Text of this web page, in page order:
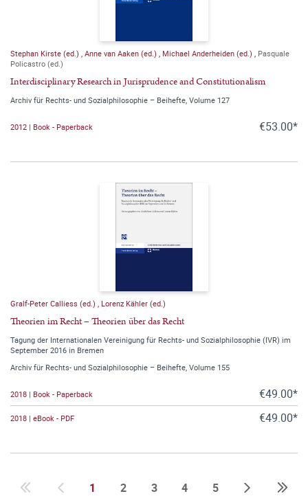
Stephan Kirste (ed.) , Anne van Aaken (ed.) , Michael Anderheiden (ed.) , Pasquale
Policastro (ed.)
Interdisciplinary Research in Jurisprudence and Constitutionalism
Archiv für Rechts- und Sozialphilosophie – Beihefte, Volume 127
2012 | Book - Paperback €53.00*
Gralf-Peter Calliess (ed.) , Lorenz Kähler (ed.)
Theorien im Recht – Theorien über das Recht
Tagung der Internationalen Vereinigung für Rechts- und Sozialphilosophie (IVR) im
September 2016 in Bremen
Archiv für Rechts- und Sozialphilosophie – Beihefte, Volume 155
2018 | Book - Paperback €49.00*
2018 | eBook - PDF €49.00*
1 2 3 4 5